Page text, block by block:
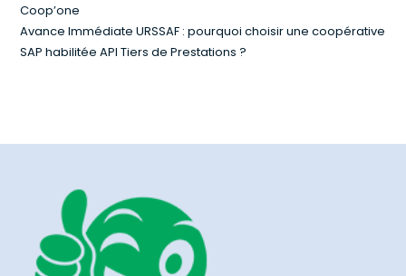
Coop’one
Avance Immédiate URSSAF : pourquoi choisir une coopérative
SAP habilitée API Tiers de Prestations ?